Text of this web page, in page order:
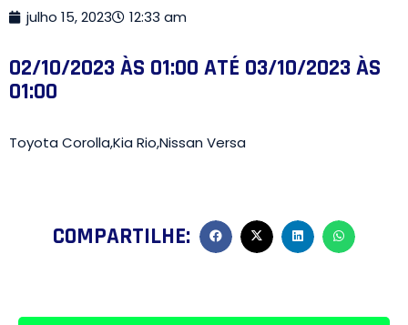
julho 15, 2023 12:33 am
02/10/2023 ÀS 01:00 ATÉ 03/10/2023 ÀS
01:00
Toyota Corolla,Kia Rio,Nissan Versa
COMPARTILHE: